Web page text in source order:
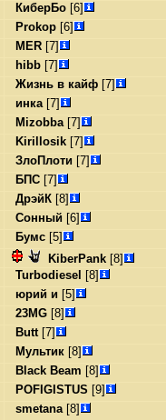
КиберБо [6]
Prokop [6]
MER [7]
hibb [7]
Жизнь в кайф [7]
инка[7]
Mizobba[7]
Kirillosik [7]
ЗлоПлоти [7]
БПС [7]
ДрэйК [8]
Сонный [6]
Бумс [5]
KiberPank [8]
Turbodiesel
[8]
юрий и [5]
23MG [8]
Butt[7]
Мультик [8]
Black Beam [8]
POFIGISTUS [9]
smetana[8]